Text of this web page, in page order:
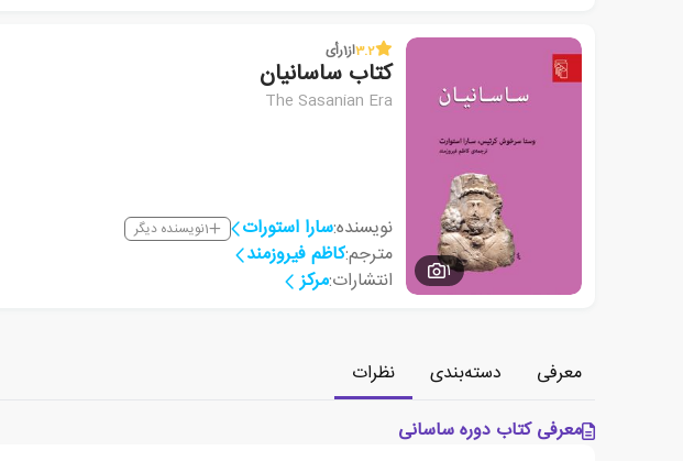
1
3.2از1رأی
کتاب ساسانیان
The Sasanian Era
نویسنده:سارا استورات 1نویسنده دیگر
مترجم:کاظم فیروزمند
انتشارات:مرکز
معرفی دسته‌بندی
نظرات
معرفی کتاب دوره ساسانی